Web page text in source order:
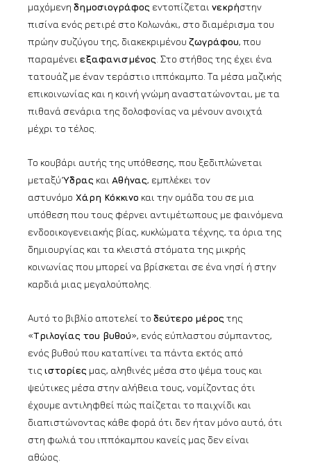
μαχόμενη δημοσιογράφος εντοπίζεται νεκρήστην
πισίνα ενός ρετιρέ στο Κολωνάκι, στο διαμέρισμα του
πρώην συζύγου της, διακεκριμένου ζωγράφου, που
παραμένει εξαφανισμένος . Στο στήθος της έχει ένα
τατουάζ με έναν τεράστιο ιππόκαμπο. Τα μέσα μαζικής
επικοινωνίας και η κοινή γνώμη αναστατώνονται, με τα
πιθανά σενάρια της δολοφονίας να μένουν ανοιχτά
μέχρι το τέλος.
Το κουβάρι αυτής της υπόθεσης, που ξεδιπλώνεται
μεταξύΎδρας και Αθήνας, εμπλέκει τον
αστυνόμο Χάρη Κόκκινο και την ομάδα του σε μια
υπόθεση που τους φέρνει αντιμέτωπους με φαινόμενα
ενδοοικογενειακής βίας, κυκλώματα τέχνης, τα όρια της
δημιουργίας και τα κλειστά στόματα της μικρής
κοινωνίας που μπορεί να βρίσκεται σε ένα νησί ή στην
καρδιά μιας μεγαλούπολης.
Αυτό το βιβλίο αποτελεί το δεύτερο μέρος της
«Τριλογίας του βυθού», ενός εύπλαστου σύμπαντος,
ενός βυθού που καταπίνει τα πάντα εκτός από
τις ιστορίες μας, αληθινές μέσα στο ψέμα τους και
ψεύτικες μέσα στην αλήθεια τους, νομίζοντας ότι
έχουμε αντιληφθεί πώς παίζεται το παιχνίδι και
διαπιστώνοντας κάθε φορά ότι δεν ήταν μόνο αυτό, ότι
στη φωλιά του ιππόκαμπου κανείς μας δεν είναι
αθώος.